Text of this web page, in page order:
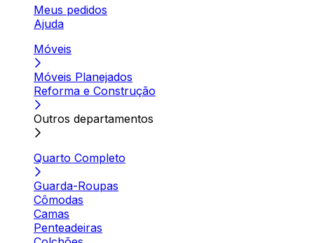
Meus pedidos
Ajuda
Móveis
Móveis Planejados
Reforma e Construção
Outros departamentos
Quarto Completo
Guarda-Roupas
Cômodas
Camas
Penteadeiras